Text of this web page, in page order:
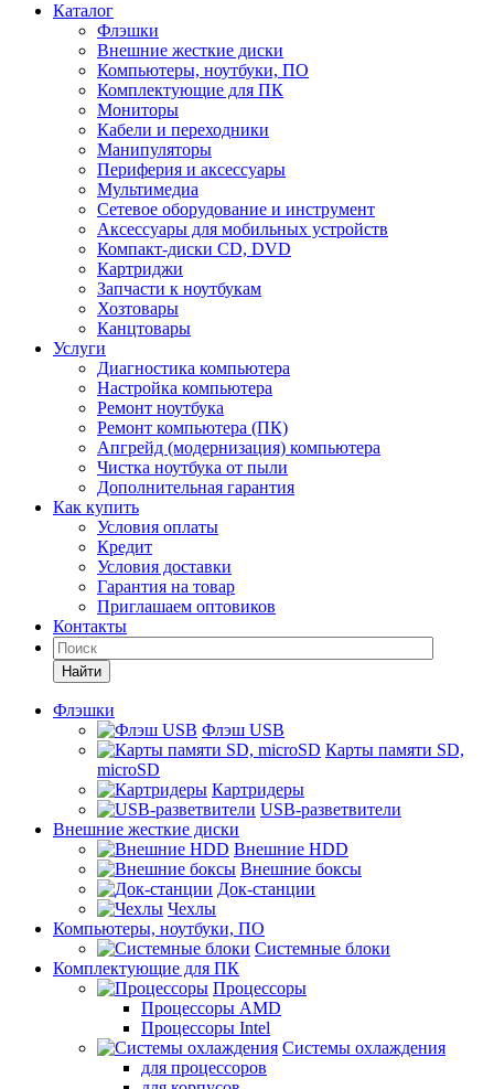
Каталог
Флэшки
Внешние жесткие диски
Компьютеры, ноутбуки, ПО
Комплектующие для ПК
Мониторы
Кабели и переходники
Манипуляторы
Периферия и аксессуары
Мультимедиа
Сетевое оборудование и инструмент
Аксессуары для мобильных устройств
Компакт-диски CD, DVD
Картриджи
Запчасти к ноутбукам
Хозтовары
Канцтовары
Услуги
Диагностика компьютера
Настройка компьютера
Ремонт ноутбука
Ремонт компьютера (ПК)
Апгрейд (модернизация) компьютера
Чистка ноутбука от пыли
Дополнительная гарантия
Как купить
Условия оплаты
Кредит
Условия доставки
Гарантия на товар
Приглашаем оптовиков
Контакты
Найти
Флэшки
Флэш USB
Карты памяти SD,
microSD
Картридеры
USB-разветвители
Внешние жесткие диски
Внешние HDD
Внешние боксы
Док-станции
Чехлы
Компьютеры, ноутбуки, ПО
Системные блоки
Комплектующие для ПК
Процессоры
Процессоры AMD
Процессоры Intel
Системы охлаждения
для процессоров